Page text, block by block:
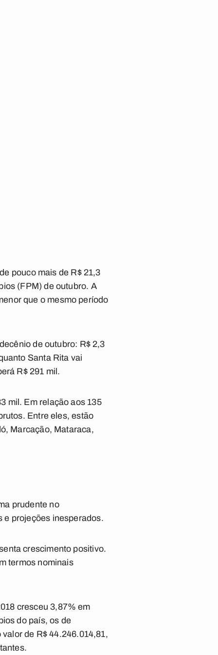
pouco mais de R$ 21,3
(FPM) de outubro. A
que o mesmo período
de outubro: R$ 2,3
Santa Rita vai
R$ 291 mil.
mil. Em relação aos 135
Entre eles, estão
Marcação, Mataraca,
prudente no
e projeções inesperados.
crescimento positivo.
termos nominais
cresceu 3,87% em
do país, os de
de R$ 44.246.014,81,